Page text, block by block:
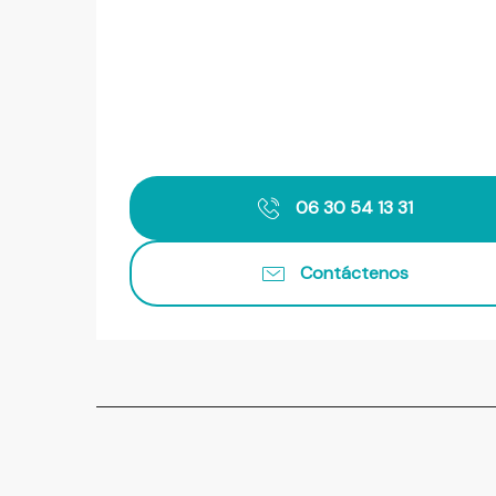
06 30 54 13 31
Contáctenos